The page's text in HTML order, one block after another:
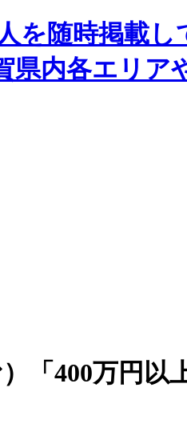
「400万円以